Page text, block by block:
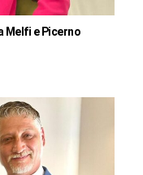
Melfi e Picerno